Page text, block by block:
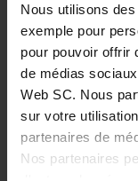
Nous utilisons
exemple pour
pour pouvoir offrir
de médias
Web SC. Nous
sur votre
partenaires de
Nos partenaires